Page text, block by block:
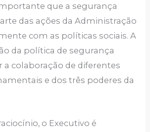
importante que a segurança
das ações da Administração
com as políticas sociais. A
da política de segurança
a colaboração de diferentes
e dos três poderes da
o Executivo é